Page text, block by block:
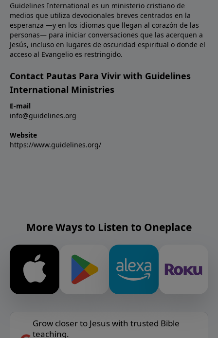
Guidelines International es un ministerio cristiano de
medios que utiliza devocionales breves centrados en la
esperanza —y en los idiomas que llegan al corazón de las
personas— para iniciar conversaciones que las acerquen a
Jesús, incluso en lugares de oscuridad espiritual o donde el
acceso al Evangelio es restringido.
Contact Pautas Para Vivir with Guidelines
International Ministries
E-mail
info@guidelines.org
Website
https://www.guidelines.org/
More Ways to Listen to Oneplace
Grow closer to Jesus with trusted Bible
teaching.